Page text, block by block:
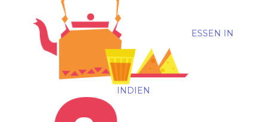
ESSEN IN
INDIEN